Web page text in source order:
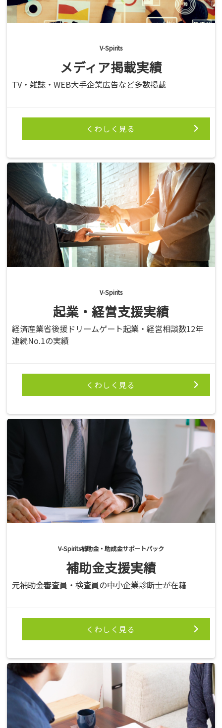
V-Spirits
メディア掲載実績
TV・雑誌・WEB大手企業広告など多数掲載
くわしく見る
V-Spirits
起業・経営支援実績
経済産業省後援ドリームゲート起業・経営相談数12年
連続No.1の実績
くわしく見る
V-Spirits補助金・助成金サポートパック
補助金支援実績
元補助金審査員・検査員の中小企業診断士が在籍
くわしく見る